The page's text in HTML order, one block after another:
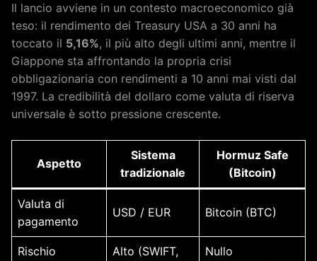
Il lancio avviene in un contesto macroeconomico già
teso: il rendimento dei Treasury USA a 30 anni ha
toccato il 5,16%, il più alto degli ultimi anni, mentre il
Giappone sta affrontando la propria crisi
obbligazionaria con rendimenti a 10 anni mai visti dal
1997. La credibilità del dollaro come valuta di riserva
universale è sotto pressione crescente.
Aspetto
Sistema
tradizionale
Hormuz Safe
(Bitcoin)
Valuta di
pagamento
USD / EUR Bitcoin (BTC)
Rischio
Alto (SWIFT,
Nullo